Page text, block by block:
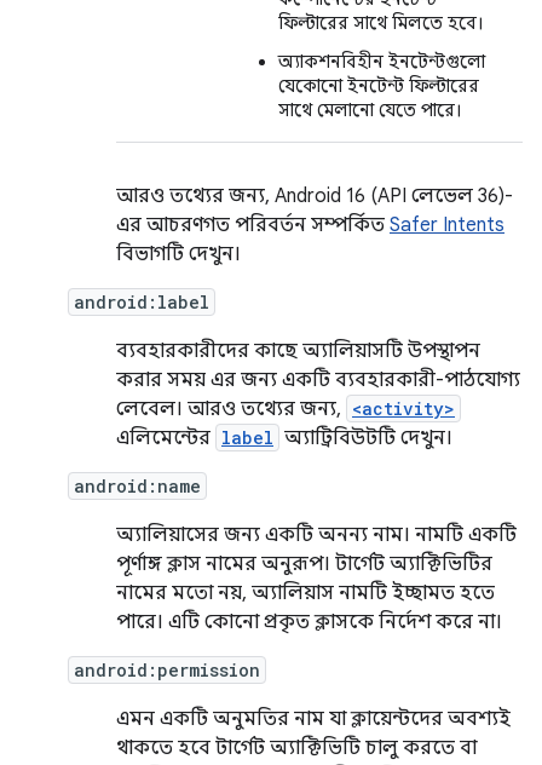
ফিল্টারের সাথে মিলতে হবে।
অ্যাকশনবিহীন ইনটেন্টগুলো
যেকোনো ইনটেন্ট ফিল্টারের
সাথে মেলানো যেতে পারে।
আরও তথ্যের জন্য, Android 16 (API লেভেল 36)-
এর আচরণগত পরিবর্তন সম্পর্কিত Safer Intents
বিভাগটি দেখুন।
android:label
ব্যবহারকারীদের কাছে অ্যালিয়াসটি উপস্থাপন
করার সময় এর জন্য একটি ব্যবহারকারী-পাঠযোগ্য
লেবেল। আরও তথ্যের জন্য, <activity>
এলিমেন্টের label অ্যাট্রিবিউটটি দেখুন।
android:name
অ্যালিয়াসের জন্য একটি অনন্য নাম। নামটি একটি
পূর্ণাঙ্গ ক্লাস নামের অনুরূপ। টার্গেট অ্যাক্টিভিটির
নামের মতো নয়, অ্যালিয়াস নামটি ইচ্ছামত হতে
পারে। এটি কোনো প্রকৃত ক্লাসকে নির্দেশ করে না।
android:permission
এমন একটি অনুমতির নাম যা ক্লায়েন্টদের অবশ্যই
থাকতে হবে টার্গেট অ্যাক্টিভিটি চালু করতে বা